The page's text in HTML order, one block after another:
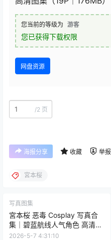
您当前的等级为 游客
您已获得下载权限
网盘资源
/2 页
海报分享 收藏 举报
宮本桜
写真图集
宮本桜 恶毒 Cosplay 写真合
集｜碧蓝航线人气角色 高清摄
影（35P｜456MB）
2026-5-7 4:31:10